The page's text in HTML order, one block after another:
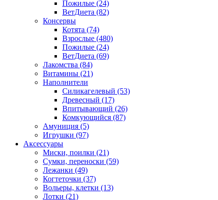
Пожилые (24)
ВетДиета (82)
Консервы
Котята (74)
Взрослые (480)
Пожилые (24)
ВетДиета (69)
Лакомства (84)
Витамины (21)
Наполнители
Силикагелевый (53)
Древесный (17)
Впитывающий (26)
Комкующийся (87)
Амуниция (5)
Игрушки (97)
Аксессуары
Миски, поилки (21)
Сумки, переноски (59)
Лежанки (49)
Когтеточки (37)
Вольеры, клетки (13)
Лотки (21)